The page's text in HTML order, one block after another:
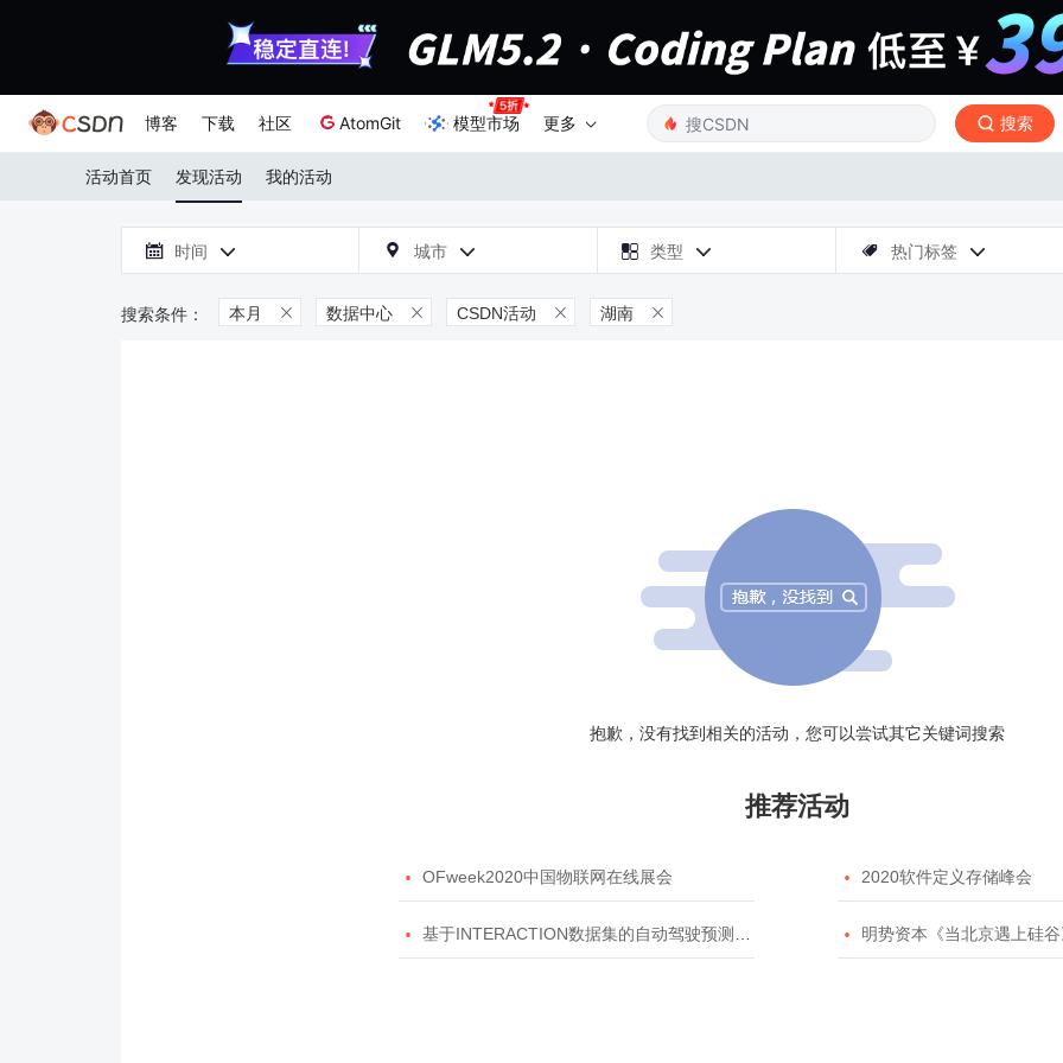
博客 下载 社区 AtomGit 模型市场 更多 搜索
活动首页 发现活动 我的活动
 时间   城市   类型   热门标签 
本月  数据中心  CSDN活动  湖南 
抱歉，没有找到相关的活动，您可以尝试其它关键词搜索
推荐活动
 OFweek2020中国物联网在线展会  2020软件定义存储峰会
 基于INTERACTION数据集的自动驾驶预测模型挑战赛  明势资本《当北京遇上硅谷》系列